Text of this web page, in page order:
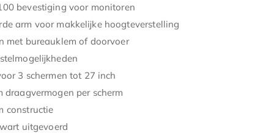
bevestiging voor monitoren
arm voor makkelijke hoogteverstelling
met bureauklem of doorvoer
3 schermen tot 27 inch
draagvermogen per scherm
constructie
uitgevoerd